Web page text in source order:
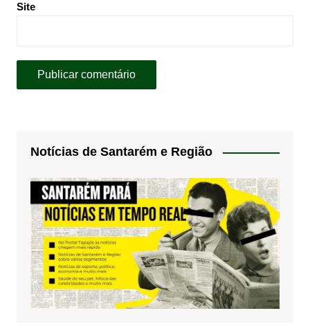
Site
Notícias de Santarém e Região